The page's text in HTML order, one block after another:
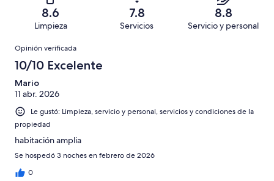
opiniones
opiniones
de
1007
opiniones
Basada
46
de
opiniones
Terrible.
Basada
38
de
1007
opiniones
8.6
Limpieza
7.8
Servicios
8.8
Servicio y personal
Opiniones
Opinión verificada
10/10 Excelente
Mario
11 abr. 2026
Le gustó: Limpieza, servicio y personal, servicios y condiciones de la
propiedad
habitación amplia
Se hospedó 3 noches en febrero de 2026
0